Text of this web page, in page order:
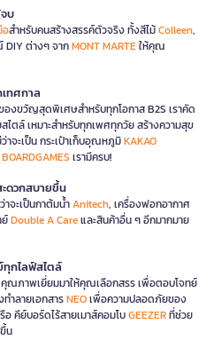
บ
อสำหรับคนสร้างสรรค์ตัวจริง ทั้งสีไม้Colleen,
DIY ต่างๆ จากMONT MARTEให้คุณ
ทศกาล
งขวัญสุดพิเศษสำหรับทุกโอกาส B2S เราคัด
ไตล์ เหมาะสำหรับทุกเพศทุกวัย สร้างความสุข
จะเป็น กระเป๋าเก็บอุณหภูมิKAKAO
เรามีครบ!
ะดวกสบายขึ้น
าจะเป็นกาต้มน้ำAnitech, เครื่องฟอกอากาศ
Double A Careและสินค้าอื่น ๆ อีกมากมาย
ทุกไลฟ์สไตล์
คุณภาพเยี่ยมมาให้คุณเลือกสรร เพื่อตอบโจทย์
ำลายเอกสารNEOเพื่อความปลอดภัยของ
อ คีย์บอร์ดไร้สายเมาส์คอมโบGEEZERที่ช่วย
น